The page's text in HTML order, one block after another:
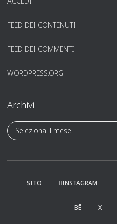
FEED DEI CONTENUTI
FEED DEI COMMENTI
WORDPRESS.ORG
Archivi
A
r
h
SITO INSTAGRAM
BĒ X